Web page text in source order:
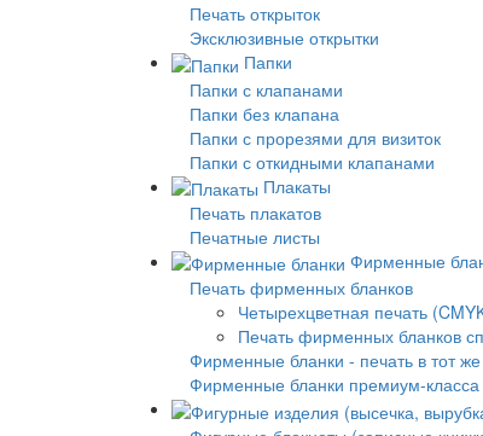
Печать открыток
Эксклюзивные открытки
Папки
Папки с клапанами
Папки без клапана
Папки с прорезями для визиток
Папки с откидными клапанами
Плакаты
Печать плакатов
Печатные листы
Фирменные
Печать фирменных бланков
Четырехцветная печать
Печать фирменных бланков
Фирменные бланки - печать в тот
Фирменные бланки премиум-класса